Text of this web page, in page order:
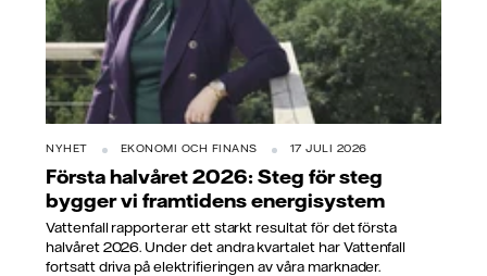
NYHET EKONOMI OCH FINANS 17 JULI 2026
Första halvåret 2026: Steg för steg
bygger vi framtidens energisystem
Vattenfall rapporterar ett starkt resultat för det första
halvåret 2026. Under det andra kvartalet har Vattenfall
fortsatt driva på elektrifieringen av våra marknader.